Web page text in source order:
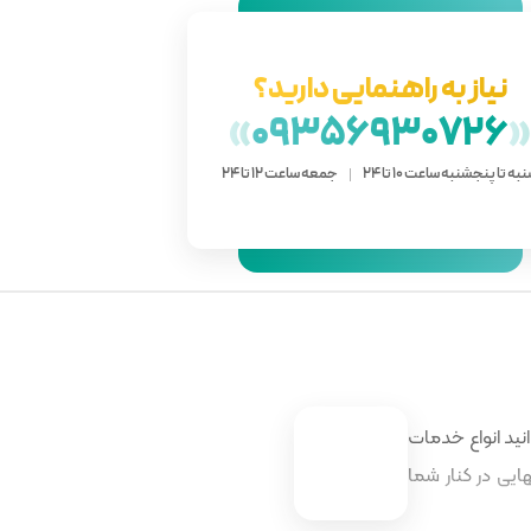
نیاز به راهنمایی دارید؟
«
09356930726
»
تا پنجشنبه ساعت 10 تا 24 جمعه ساعت 12 تا 24
انواع خدمات
در کنار شما